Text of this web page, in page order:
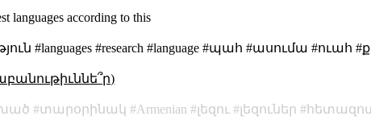
languages according tothis
#languages #research #language #պահ #ասումա #ուահ
տարօրինակ Armenian լեզու լեզուներ